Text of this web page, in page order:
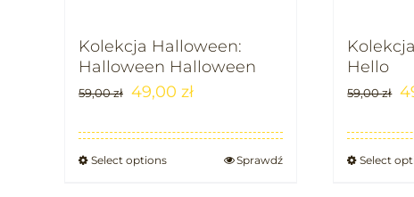
Kolekcja Halloween:
Halloween Halloween
59,00zł 49,00 zł
Select options Sprawdź
Hello
59,00zł
Select